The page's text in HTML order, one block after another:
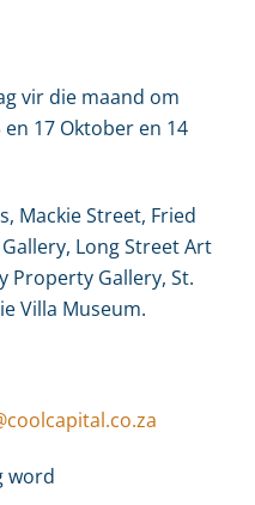
vir die maand om
17 Oktober en 14
Mackie Street, Fried
Long Street Art
Property Gallery, St.
Villa Museum.
word